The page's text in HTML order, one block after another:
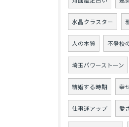
水晶クラスター
人の本質 不登校
埼玉パワーストーン
結婚する時期 幸
仕事運アップ 愛